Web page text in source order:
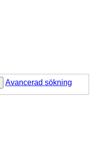
Avancerad sökning